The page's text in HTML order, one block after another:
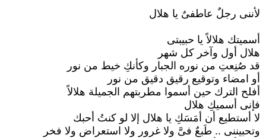
لأننى رجلٌ عاطفىٌ يا هلال
أسميتك هلالاً يا حبيبتى
هلال أول وآخر كل شهر
قد صُنِعتِ من نوره الجبار وكأنكِ خيط من نور
أو امضاء وتوقيع رقيق دقيق من نور
أفلح الترك حين أسموا مطربتهم الجميلة هلالاً
فإنى أسميكِ هلال
لا أستطيع أن أمَسَكِ يا هلال إلا لو كنتُ أحبك
وتحبيننى .. طَبعٌ فىَّ ولا غرور ولا استعراض ولا فخر